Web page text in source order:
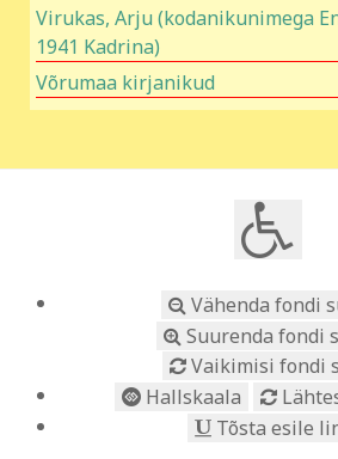
Virukas, Arju (kodanikunimega
1941 Kadrina)
Võrumaa kirjanikud
Vähenda fondi
Suurenda fondi
Vaikimisi fondi
Hallskaala
Tõsta esile